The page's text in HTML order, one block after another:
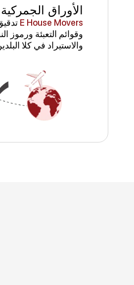
الأوراق
E House Movers
وقوائم التعبئة ورموز
والاستيراد في كلا